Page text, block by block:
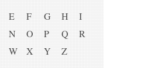
E F G H
I
N O P Q
R
W X Y Z